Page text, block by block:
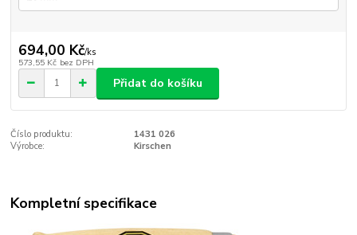
694,00 Kč/ks
573,55 Kč bez DPH
Přidat do košíku
Číslo produktu:
1431 026
Výrobce:
Kirschen
Kompletní specifikace